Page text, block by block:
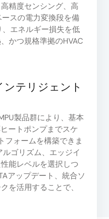
精度センシング、高
スの電力変換段を備
エネルギー損失を低
かつ規格準拠のHVAC
テリジェント
製品群により、基本
ートポンプまでスケ
フォームを構築できま
ゴリズム、エッジイ
能レベルを選択しつ
アップデート、統合ソ
を活用することで、